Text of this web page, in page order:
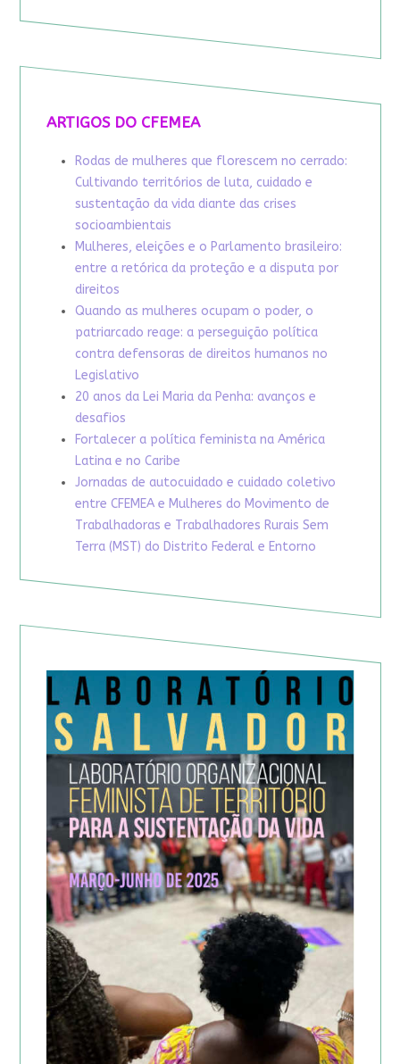
ARTIGOS DO CFEMEA
Rodas de mulheres que florescem no cerrado:
Cultivando territórios de luta, cuidado e
sustentação da vida diante das crises
socioambientais
Mulheres, eleições e o Parlamento brasileiro:
entre a retórica da proteção e a disputa por
direitos
Quando as mulheres ocupam o poder, o
patriarcado reage: a perseguição política
contra defensoras de direitos humanos no
Legislativo
20 anos da Lei Maria da Penha: avanços e
desafios
Fortalecer a política feminista na América
Latina e no Caribe
Jornadas de autocuidado e cuidado coletivo
entre CFEMEA e Mulheres do Movimento de
Trabalhadoras e Trabalhadores Rurais Sem
Terra (MST) do Distrito Federal e Entorno